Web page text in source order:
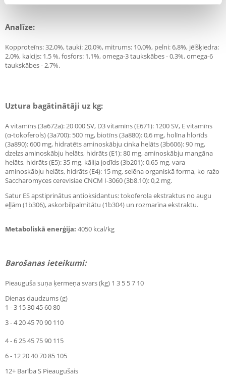
Analīze:
Kopproteīns: 32,0%, tauki: 20,0%, mitrums: 10,0%, pelni: 6,8%, jēlšķiedra:
2,0%, kalcijs: 1,5 %, fosfors: 1,1%, omega-3 taukskābes - 0,3%, omega-6
taukskābes - 2,7%.
Uztura bagātinātāji uz kg:
A vitamīns (3a672a): 20 000 SV, D3 vitamīns (E671): 1200 SV, E vitamīns
(α-tokoferols) (3a700): 500 mg, biotīns (3a880): 0,6 mg, holīna hlorīds
(3a890): 600 mg, hidratēts aminoskābju cinka helāts (3b606): 90 mg,
dzelzs aminoskābju helāts, hidrāts (E1): 80 mg, aminoskābju mangāna
helāts, hidrāts (E5): 35 mg, kālija jodīds (3b201): 0,65 mg, vara
aminoskābju helāts, hidrāts (E4): 15 mg, selēna organiskā forma, ko ražo
Saccharomyces cerevisiae CNCM I-3060 (3b8.10): 0,2 mg.
Satur ES apstiprinātus antioksidantus: tokoferola ekstraktus no augu
eļļām (1b306), askorbilpalmitātu (1b304) un rozmarīna ekstraktu.
Metaboliskā enerģija: 4050 kcal/kg
Barošanas ieteikumi:
Pieauguša suņa ķermeņa svars (kg) 1 3 5 5 7 10
Dienas daudzums (g)
1 - 3 15 30 45 60 80
3 - 4 20 45 70 90 110
4 - 6 25 45 75 90 115
6 - 12 20 40 70 85 105
12+ Barība S Pieaugušais